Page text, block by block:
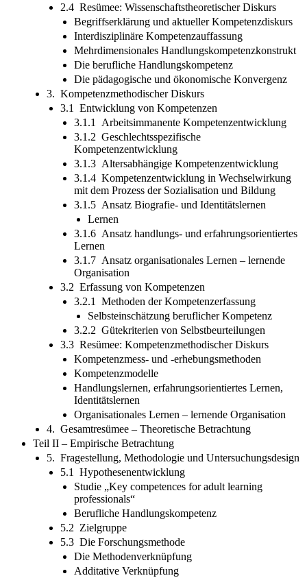
2.4 Resümee: Wissenschaftstheoretischer Diskurs
Begriffserklärung und aktueller Kompetenzdiskurs
Interdisziplinäre Kompetenzauffassung
Mehrdimensionales Handlungskompetenzkonstrukt
Die berufliche Handlungskompetenz
Die pädagogische und ökonomische Konvergenz
3. Kompetenzmethodischer Diskurs
3.1 Entwicklung von Kompetenzen
3.1.1 Arbeitsimmanente Kompetenzentwicklung
3.1.2 Geschlechtsspezifische
Kompetenzentwicklung
3.1.3 Altersabhängige Kompetenzentwicklung
3.1.4 Kompetenzentwicklung in Wechselwirkung
mit dem Prozess der Sozialisation und Bildung
3.1.5 Ansatz Biografie- und Identitätslernen
Lernen
3.1.6 Ansatz handlungs- und erfahrungsorientiertes
Lernen
3.1.7 Ansatz organisationales Lernen – lernende
Organisation
3.2 Erfassung von Kompetenzen
3.2.1 Methoden der Kompetenzerfassung
Selbsteinschätzung beruflicher Kompetenz
3.2.2 Gütekriterien von Selbstbeurteilungen
3.3 Resümee: Kompetenzmethodischer Diskurs
Kompetenzmess- und -erhebungsmethoden
Kompetenzmodelle
Handlungslernen, erfahrungsorientiertes Lernen,
Identitätslernen
Organisationales Lernen – lernende Organisation
4. Gesamtresümee – Theoretische Betrachtung
Teil II – Empirische Betrachtung
5. Fragestellung, Methodologie und Untersuchungsdesign
5.1 Hypothesenentwicklung
Studie „Key competences for adult learning
professionals“
Berufliche Handlungskompetenz
5.2 Zielgruppe
5.3 Die Forschungsmethode
Die Methodenverknüpfung
Additative Verknüpfung